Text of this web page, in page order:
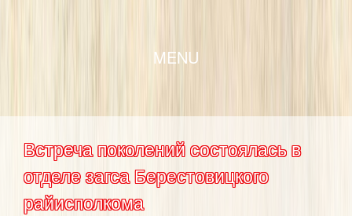
MENU
Встреча поколений состоялась в
отделе загса Берестовицкого
райисполкома